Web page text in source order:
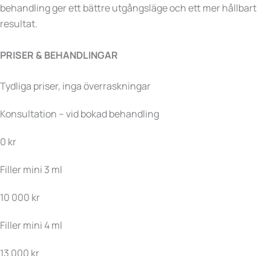
behandling ger ett bättre utgångsläge och ett mer hållbart
resultat.
PRISER & BEHANDLINGAR
Tydliga priser, inga överraskningar
Konsultation – vid bokad behandling
0 kr
Filler mini 3 ml
10 000 kr
Filler mini 4 ml
13 000 kr